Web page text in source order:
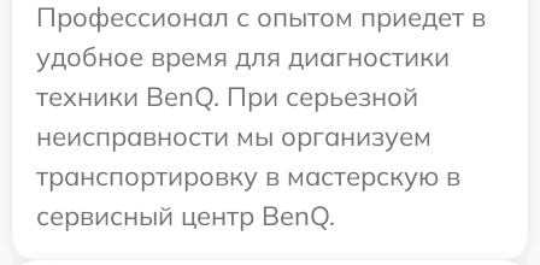
Профессионал с опытом приедет в
удобное время для диагностики
техники BenQ. При серьезной
неисправности мы организуем
транспортировку в мастерскую в
сервисный центр BenQ.